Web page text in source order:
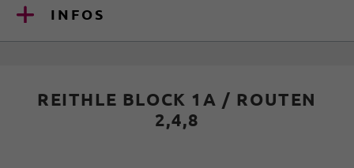
INFOS
REITHLE BLOCK 1A / ROUTEN
2,4,8